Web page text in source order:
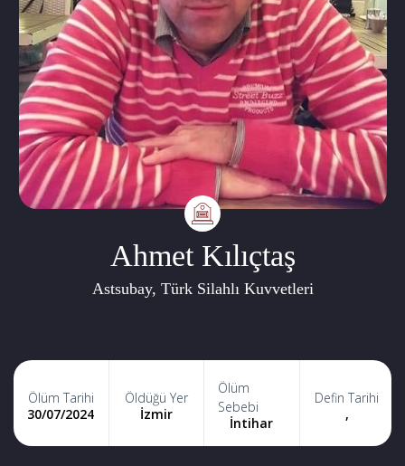
Ahmet Kılıçtaş
Astsubay, Türk Silahlı Kuvvetleri
Ölüm Tarihi
30/07/2024
Öldüğü Yer
İzmir
Ölüm
Sebebi
İntihar
Defin Tarihi
,